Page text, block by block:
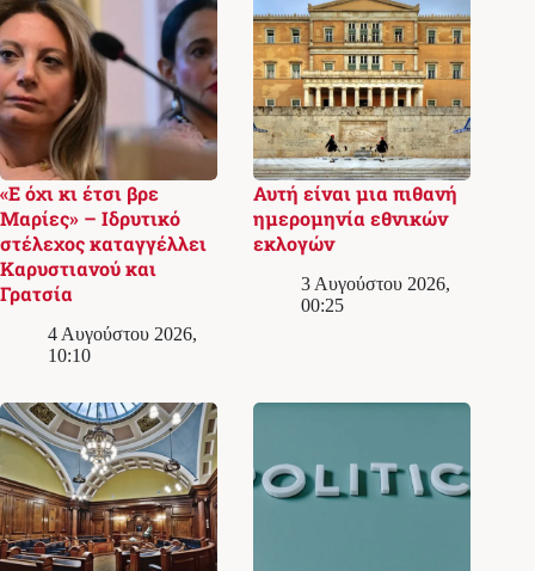
«Ε όχι κι έτσι βρε
Μαρίες» – Ιδρυτικό
στέλεχος καταγγέλλει
Καρυστιανού και
Γρατσία
4 Αυγούστου 2026,
10:10
Αυτή είναι μια πιθανή
ημερομηνία εθνικών
εκλογών
3 Αυγούστου 2026,
00:25